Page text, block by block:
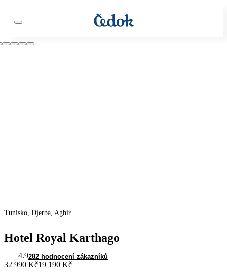
Tunisko, Djerba, Aghir
Hotel Royal Karthago
4.9282 hodnocení zákazníků
32 990 Kč19 190 Kč